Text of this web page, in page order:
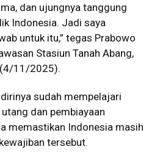
dan ujungnya tanggung
Indonesia. Jadi saya
untuk itu,” tegas Prabowo
Stasiun Tanah Abang,
11/2025).
sudah mempelajari
dan pembiayaan
memastikan Indonesia masih
tersebut.